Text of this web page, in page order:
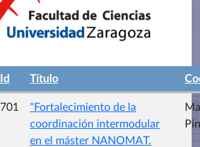
Id Título
701
"Fortalecimiento de la
coordinación intermodular
en el máster NANOMAT.